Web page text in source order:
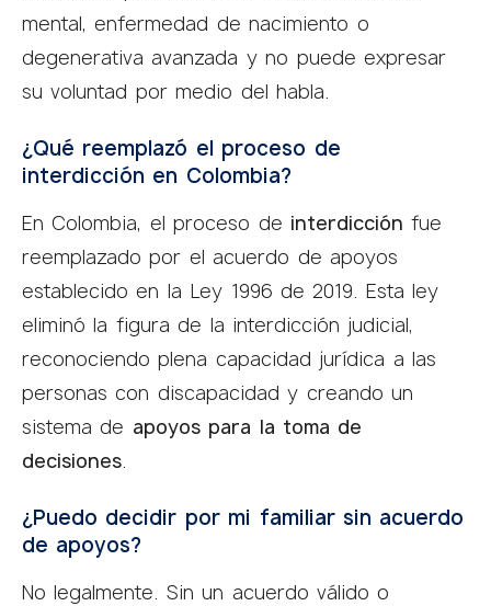
mental, enfermedad de nacimiento o
degenerativa avanzada y no puede expresar
su voluntad por medio del habla.
¿Qué reemplazó el proceso de
interdicción en Colombia?
En Colombia, el proceso de interdicción fue
reemplazado por el acuerdo de apoyos
establecido en la Ley 1996 de 2019. Esta ley
eliminó la figura de la interdicción judicial,
reconociendo plena capacidad jurídica a las
personas con discapacidad y creando un
sistema de apoyos para la toma de
decisiones.
¿Puedo decidir por mi familiar sin acuerdo
de apoyos?
No legalmente. Sin un acuerdo válido o